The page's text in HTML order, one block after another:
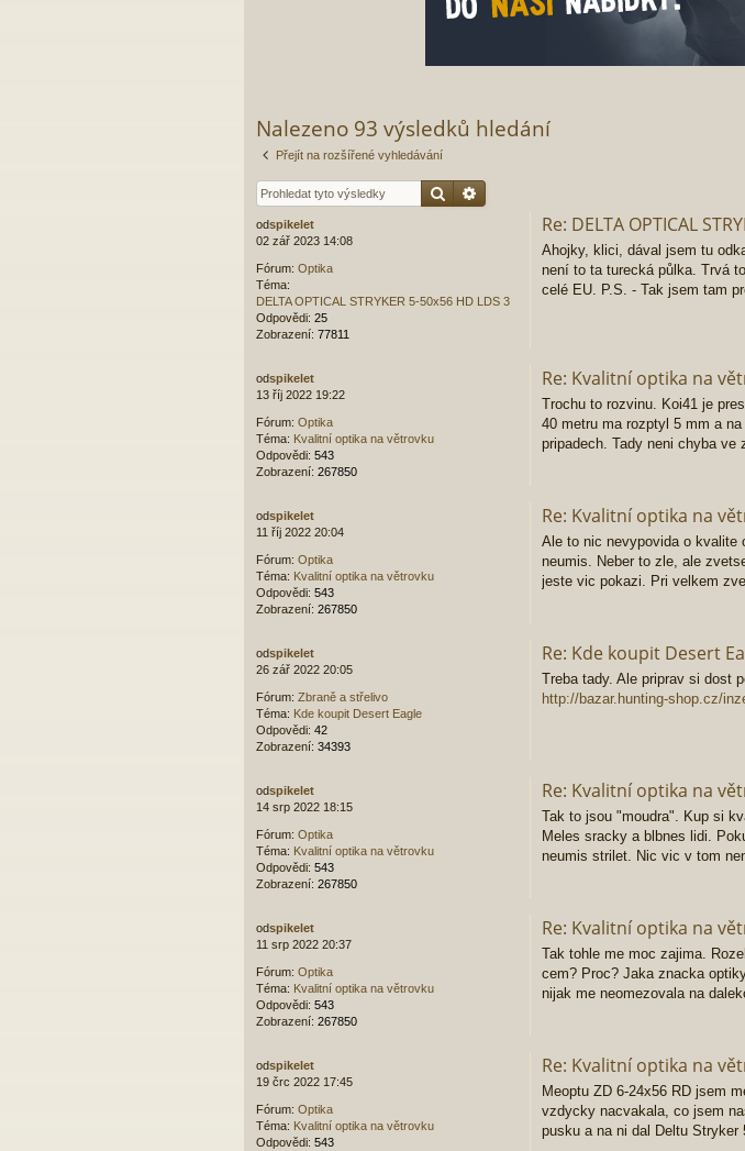
Nalezeno 93 výsledků hledání
Přejít na rozšířené vyhledávání
Hledat
odspikelet
02 zář 2023 14:08
Fórum: Optika
Téma:
DELTA OPTICAL STRYKER 5-50x56 HD LDS 3
Odpovědi: 25
Zobrazení: 77811
Re: DELTA OPTICAL
Ahojky, klici, dával jsem tu
není to ta turecká půlka. Trvá
celé EU. P.S. - Tak jsem tam
odspikelet
13 říj 2022 19:22
Fórum: Optika
Téma: Kvalitní optika na větrovku
Odpovědi: 543
Zobrazení: 267850
Re: Kvalitní optika na
Trochu to rozvinu. Koi41 je
40 metru ma rozptyl 5 mm a
pripadech. Tady neni chyba
odspikelet
11 říj 2022 20:04
Fórum: Optika
Téma: Kvalitní optika na větrovku
Odpovědi: 543
Zobrazení: 267850
Re: Kvalitní optika na
Ale to nic nevypovida o kvalite
neumis. Neber to zle, ale
jeste vic pokazi. Pri velkem
odspikelet
26 zář 2022 20:05
Fórum: Zbraně a střelivo
Téma: Kde koupit Desert Eagle
Odpovědi: 42
Zobrazení: 34393
Re: Kde koupit Desert
Treba tady. Ale priprav si dost
http://bazar.hunting-shop.cz/
odspikelet
14 srp 2022 18:15
Fórum: Optika
Téma: Kvalitní optika na větrovku
Odpovědi: 543
Zobrazení: 267850
Re: Kvalitní optika na
Tak to jsou "moudra". Kup si
Meles sracky a blbnes lidi.
neumis strilet. Nic vic v tom
odspikelet
11 srp 2022 20:37
Fórum: Optika
Téma: Kvalitní optika na větrovku
Odpovědi: 543
Zobrazení: 267850
Re: Kvalitní optika na
Tak tohle me moc zajima.
cem? Proc? Jaka znacka
nijak me neomezovala na
odspikelet
19 črc 2022 17:45
Fórum: Optika
Téma: Kvalitní optika na větrovku
Odpovědi: 543
Re: Kvalitní optika na
Meoptu ZD 6-24x56 RD jsem
vzdycky nacvakala, co jsem
pusku a na ni dal Deltu